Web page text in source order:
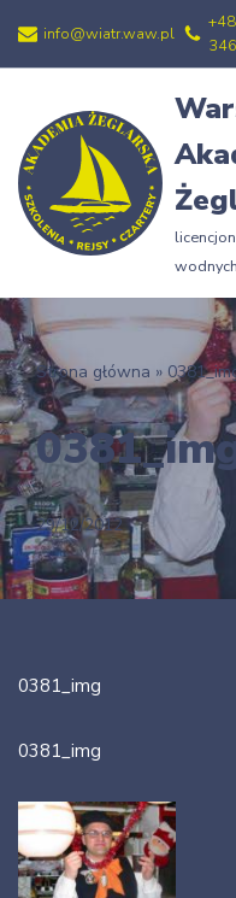
Przejdź
treści
info@wiatr.waw.pl
346
wodnych
Strona główna »
29/12/2012
0381_img
0381_img